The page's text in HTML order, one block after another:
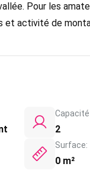
Pour les
activité de
2
Surface:
0 m²